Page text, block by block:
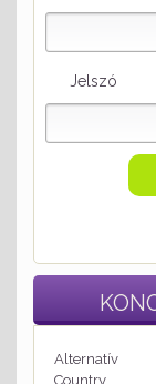
Jelszó
Alternatív
Country